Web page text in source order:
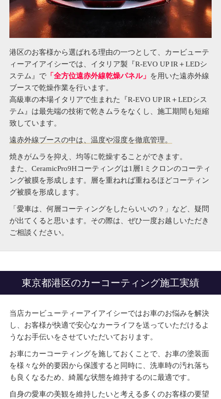
港区のお客様から選ばれる理由の一つとして、カービューテ
ィーアイアイシーでは、イタリア製『R-EVO UP IR＋LEDシ
ステム』で「全方位遠赤外線乾燥パネル」
を用いた遠赤外線
ブースで乾燥作業を行います。
高級車の本場イタリアで生まれた『R-EVO UP IR＋LEDシス
テム』は最先端の技術で乾きムラをなくし、施工期間も短縮
致しています。
遠赤外線ブースの中は、温度や湿度を徹底管理。
焼きがムラを抑え、均等に乾燥することができます。
また、CeramicPro9Hコーティングは1層1ミクロンのコーティ
ング被膜を形成します。層を重ねれば重ねるほどコーティン
グ被膜を形成します。
「愛車は、何層コーティングをしたらいいの？」など、疑問
が出てくると思います。その際は、ぜひ一度お越しいただき
ご相談ください。
東京都港区のカーコーティング施工実績
当店カービューティーアイアイシーではお車のお悩みを解決
し、お客様が快適で安心なカーライフを送っていただけるよ
うなお手伝いをさせていただいております。
お車にカーコーティングを施しておくことで、お車の塗装面
を様々な外的要因から保護すると同時に、洗車時の汚れ落ち
も良くなるため、綺麗な状態を維持するのに最適です。
自身の愛車の美観を維持したいと考える多くのお客様の要望